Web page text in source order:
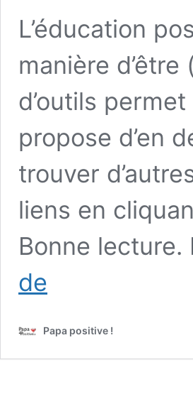
L’éducation
manière
d’outils
propose d’en
trouver
liens en
Bonne
de
une
positive
Papa positive !